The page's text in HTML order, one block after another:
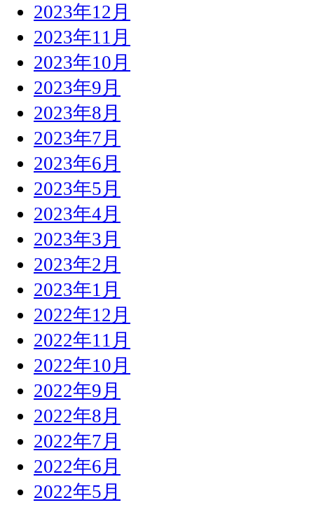
2023年12月
2023年11月
2023年10月
2023年9月
2023年8月
2023年7月
2023年6月
2023年5月
2023年4月
2023年3月
2023年2月
2023年1月
2022年12月
2022年11月
2022年10月
2022年9月
2022年8月
2022年7月
2022年6月
2022年5月